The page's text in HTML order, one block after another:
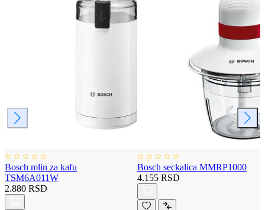
Bosch mlin za kafu
TSM6A011W
2.880 RSD
Bosch seckalica MMRP1000
4.155 RSD